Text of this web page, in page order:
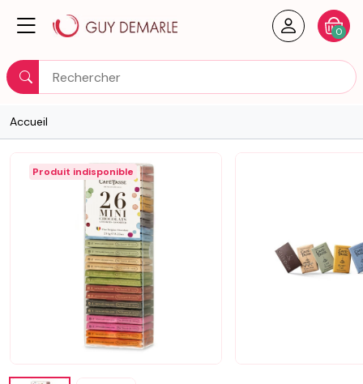
Rechercher
Créer
0
Accueil
Produit indisponible